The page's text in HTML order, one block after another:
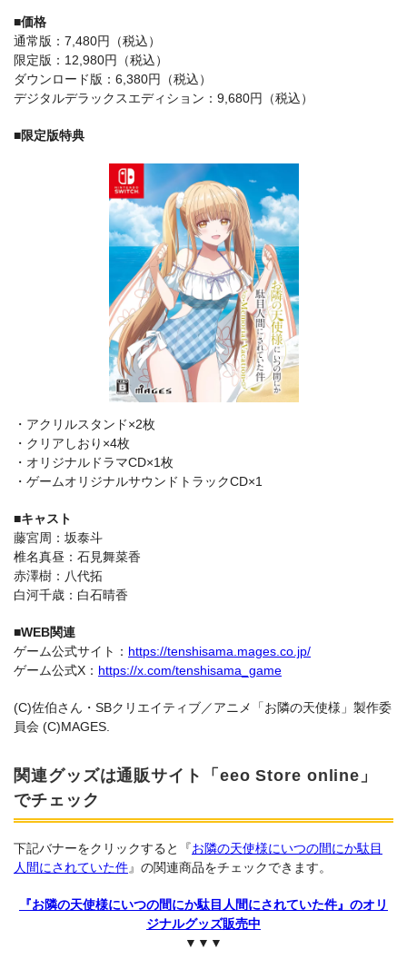
■価格
通常版：7,480円（税込）
限定版：12,980円（税込）
ダウンロード版：6,380円（税込）
デジタルデラックスエディション：9,680円（税込）
■限定版特典
・アクリルスタンド×2枚
・クリアしおり×4枚
・オリジナルドラマCD×1枚
・ゲームオリジナルサウンドトラックCD×1
■キャスト
藤宮周：坂泰斗
椎名真昼：石見舞菜香
赤澤樹：八代拓
白河千歳：白石晴香
■WEB関連
ゲーム公式サイト： https://tenshisama.mages.co.jp/
ゲーム公式X： https://x.com/tenshisama_game
(C)佐伯さん・SBクリエイティブ／アニメ「お隣の天使様」製作委
員会 (C)MAGES.
関連グッズは通販サイト「eeo Store online」
でチェック
下記バナーをクリックすると『お隣の天使様にいつの間にか駄目
人間にされていた件』の関連商品をチェックできます。
『お隣の天使様にいつの間にか駄目人間にされていた件』のオリ
ジナルグッズ販売中
▼▼▼